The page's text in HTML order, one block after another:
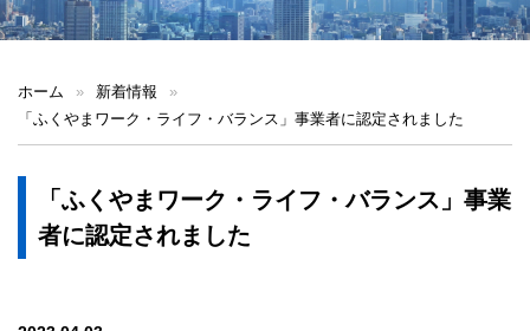
ホーム » 新着情報
»
「ふくやまワーク・ライフ・バランス」事業者に認定されました
「ふくやまワーク・ライフ・バランス」事業
者に認定されました